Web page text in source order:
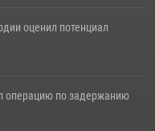
оценил потенциал
операцию по задержанию